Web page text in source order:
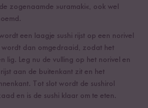
zogenaamde »uramaki«, ook wel
een laagje sushi rijst op een norivel
wordt dan omgedraaid, zodat het
lig. Leg nu de vulling op het norivel en
aan de buitenkant zit en het
Tot slot wordt de sushirol
en is de sushi klaar om te eten.